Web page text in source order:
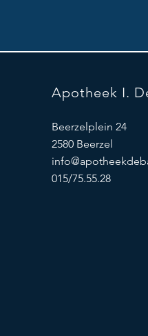
Apotheek I.
Beerzelplein 24
2580 Beerzel
015/75.55.28